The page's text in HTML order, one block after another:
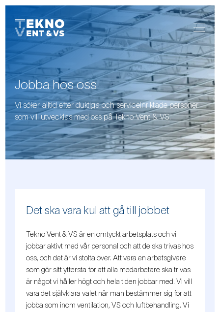
Jobba hos oss
Vi söker alltid efter duktiga och serviceinriktade personer
som vill utvecklas med oss på Tekno Vent & VS.
Det ska vara kul att gå till jobbet
Tekno Vent & VS är en omtyckt arbetsplats och vi
jobbar aktivt med vår personal och att de ska trivas hos
oss, och det är vi stolta över. Att vara en arbetsgivare
som gör sitt yttersta för att alla medarbetare ska trivas
är något vi håller högt och hela tiden jobbar med. Vi vill
vara det självklara valet när man bestämmer sig för att
jobba som inom ventilation, VS och luftbehandling. Vi